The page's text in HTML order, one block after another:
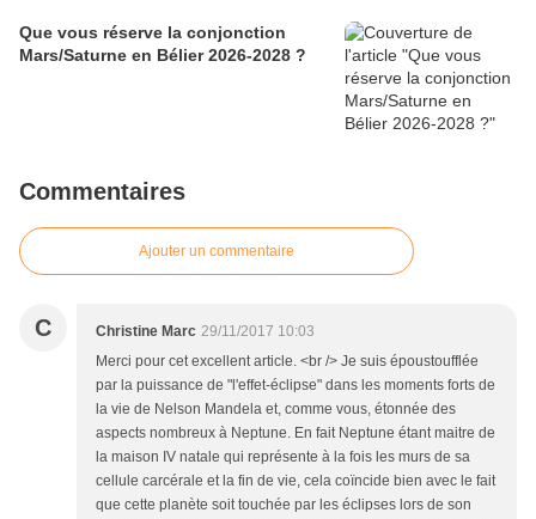
Que vous réserve la conjonction
Mars/Saturne en Bélier 2026-2028 ?
Commentaires
Ajouter un commentaire
C Christine Marc 29/11/2017 10:03
Merci pour cet excellent article. <br /> Je suis époustoufflée
par la puissance de "l'effet-éclipse" dans les moments forts de
la vie de Nelson Mandela et, comme vous, étonnée des
aspects nombreux à Neptune. En fait Neptune étant maitre de
la maison IV natale qui représente à la fois les murs de sa
cellule carcérale et la fin de vie, cela coïncide bien avec le fait
que cette planète soit touchée par les éclipses lors de son